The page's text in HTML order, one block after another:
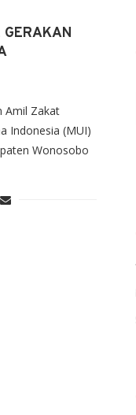
GERAKAN
Amil Zakat
Indonesia (MUI)
Wonosobo